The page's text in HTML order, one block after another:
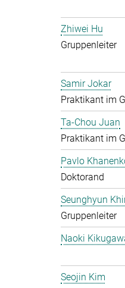
Zhiwei Hu
Gruppenleiter
Samir Jokar
Praktikant im
Ta-Chou Juan
Praktikant im
Pavlo
Doktorand
Seunghyun
Gruppenleiter
Naoki
Seojin Kim